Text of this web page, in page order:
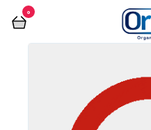
0
فروشگاه آنلاین اُرگت